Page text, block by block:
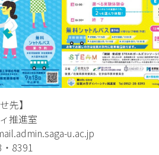
先】
推進室
u.ac.jp
8391